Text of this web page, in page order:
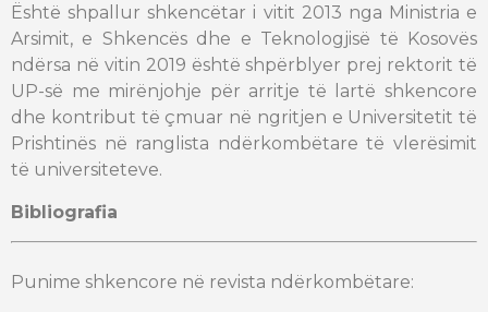
Është shpallur shkencëtar i vitit 2013 nga Ministria e
Arsimit, e Shkencës dhe e Teknologjisë të Kosovës
ndërsa në vitin 2019 është shpërblyer prej rektorit të
UP-së me mirënjohje për arritje të lartë shkencore
dhe kontribut të çmuar në ngritjen e Universitetit të
Prishtinës në ranglista ndërkombëtare të vlerësimit
të universiteteve.
Bibliografia
Punime shkencore në revista ndërkombëtare: